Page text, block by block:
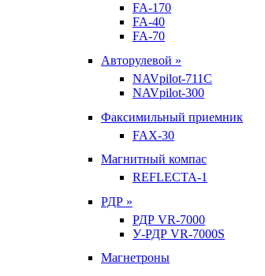
FA-170
FA-40
FA-70
Авторулевой »
NAVpilot-711С
NAVpilot-300
Факсимильный приемник
FAX-30
Магнитный компас
REFLECTA-1
РДР »
РДР VR-7000
У-РДР VR-7000S
Магнетроны